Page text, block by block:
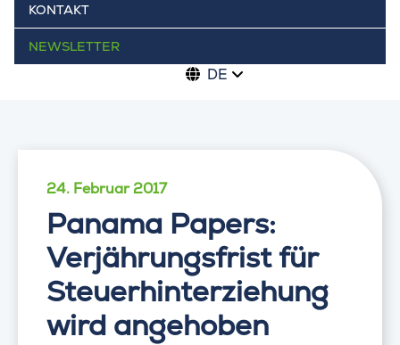
KONTAKT
NEWSLETTER
DE
24. Februar 2017
Panama Papers:
Verjährungsfrist für
Steuerhinterziehung
wird angehoben